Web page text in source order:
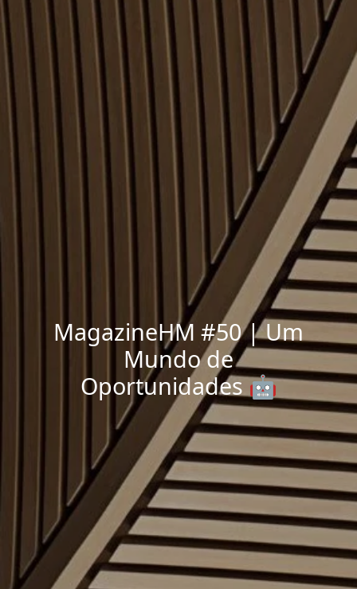
MagazineHM #50 | Um
Mundo de
Oportunidades 🤖